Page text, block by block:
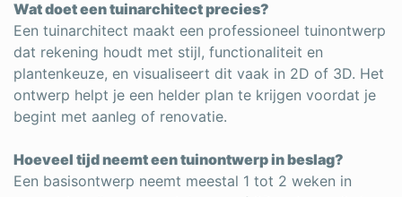
Wat doet een tuinarchitect precies?
Een tuinarchitect maakt een professioneel tuinontwerp
dat rekening houdt met stijl, functionaliteit en
plantenkeuze, en visualiseert dit vaak in 2D of 3D. Het
ontwerp helpt je een helder plan te krijgen voordat je
begint met aanleg of renovatie.
Hoeveel tijd neemt een tuinontwerp in beslag?
Een basisontwerp neemt meestal 1 tot 2 weken in